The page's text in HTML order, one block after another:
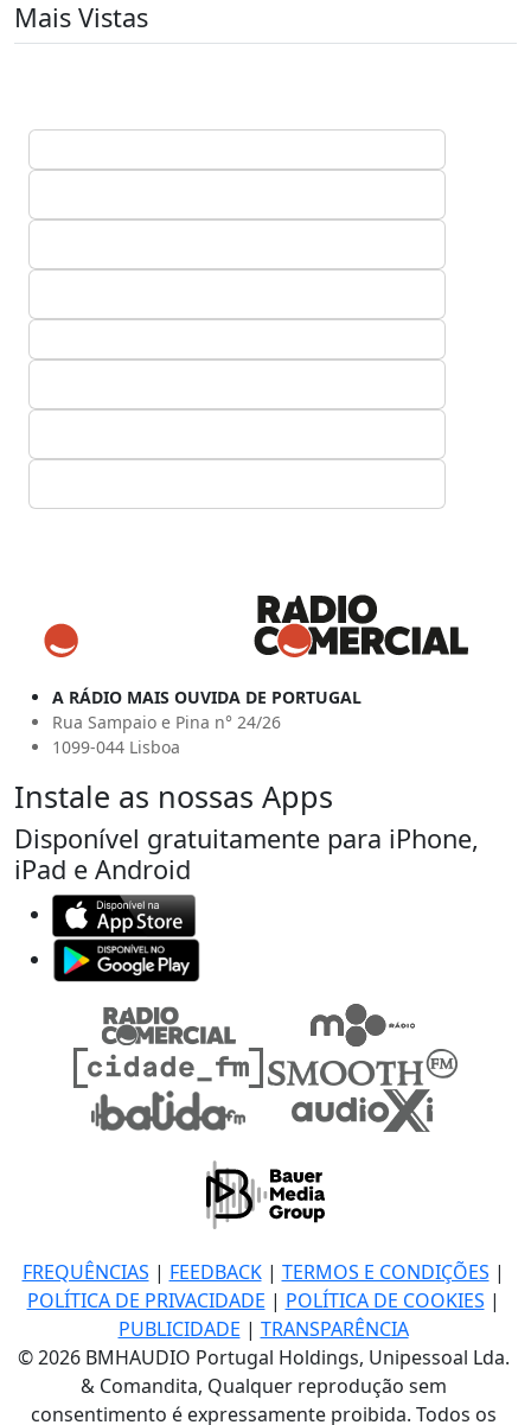
Mais Vistas
A RÁDIO MAIS OUVIDA DE PORTUGAL
Rua Sampaio e Pina n° 24/26
1099-044 Lisboa
Instale as nossas Apps
Disponível gratuitamente para iPhone,
iPad e Android
FREQUÊNCIAS | FEEDBACK| TERMOS E CONDIÇÕES |
POLÍTICA DE PRIVACIDADE | POLÍTICA DE COOKIES |
PUBLICIDADE | TRANSPARÊNCIA
© 2026 BMHAUDIO Portugal Holdings, Unipessoal Lda.
& Comandita, Qualquer reprodução sem
consentimento é expressamente proibida. Todos os